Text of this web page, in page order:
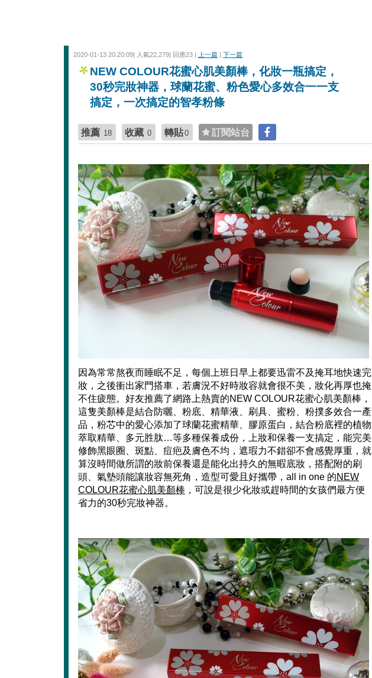
2020-01-13 20:20:09| 人氣22,279| 回應23 | 上一篇 | 下一篇
NEW COLOUR花蜜心肌美顏棒，化妝一瓶搞定，
30秒完妝神器，球蘭花蜜、粉色愛心多效合一一支
搞定，一次搞定的智孝粉條
推薦 18 收藏 0 轉貼0 訂閱站台
因為常常熬夜而睡眠不足，每個上班日早上都要迅雷不及掩耳地快速完
妝，之後衝出家門搭車，若膚況不好時妝容就會很不美，妝化再厚也掩
不住疲態。好友推薦了網路上熱賣的NEW COLOUR花蜜心肌美顏棒，
這隻美顏棒是結合防曬、粉底、精華液、刷具、蜜粉、粉撲多效合一產
品，粉芯中的愛心添加了球蘭花蜜精華、膠原蛋白，結合粉底裡的植物
萃取精華、多元胜肽…等多種保養成份，上妝和保養一支搞定，能完美
修飾黑眼圈、斑點、痘疤及膚色不均，遮瑕力不錯卻不會感覺厚重，就
算沒時間做所謂的妝前保養還是能化出持久的無暇底妝，搭配附的刷
頭、氣墊頭能讓妝容無死角，造型可愛且好攜帶，all in one 的NEW
COLOUR花蜜心肌美顏棒 ，可說是很少化妝或趕時間的女孩們最方便
省力的30秒完妝神器。